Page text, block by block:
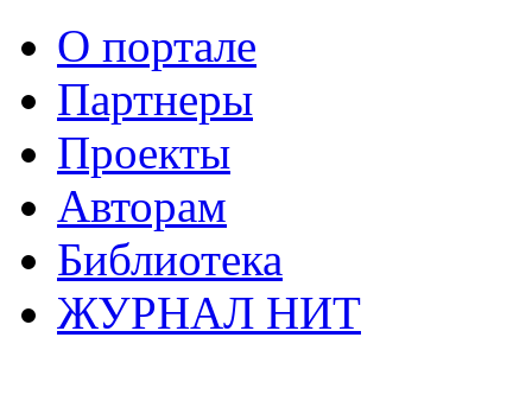
О портале
Партнеры
Проекты
Авторам
Библиотека
ЖУРНАЛ НИТ